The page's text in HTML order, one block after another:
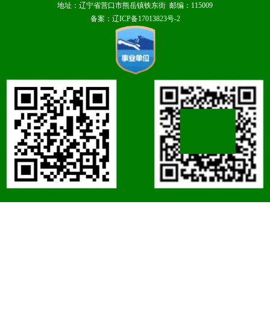
地址：辽宁省营口市熊岳镇铁东街 邮编：115009
备案：辽ICP备17013823号-2